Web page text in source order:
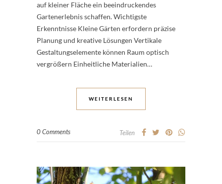
auf kleiner Fläche ein beeindruckendes
Gartenerlebnis schaffen. Wichtigste
Erkenntnisse Kleine Gärten erfordern präzise
Planung und kreative Lösungen Vertikale
Gestaltungselemente können Raum optisch
vergrößern Einheitliche Materialien…
WEITERLESEN
0 Comments Teilen